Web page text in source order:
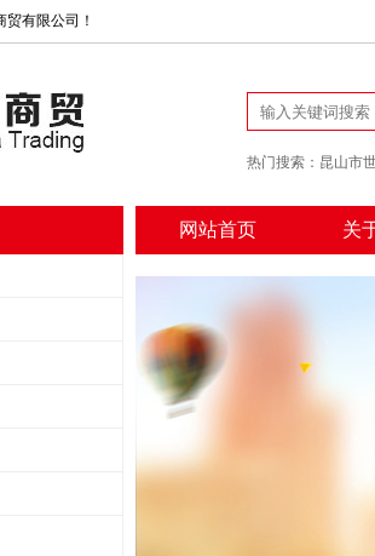
有限公司！
热门搜索： 昆山市
网站首页 关